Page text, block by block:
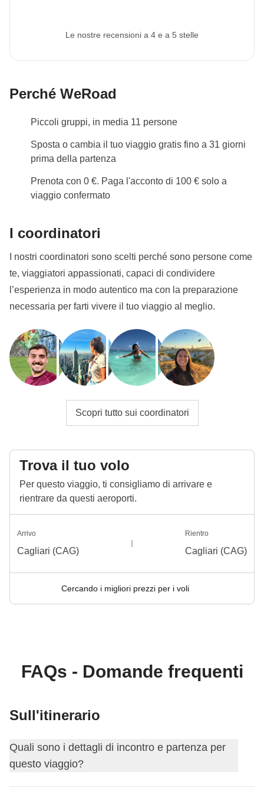
Le nostre recensioni a 4 e a 5 stelle
Perché WeRoad
Piccoli gruppi, in media 11 persone
Sposta o cambia il tuo viaggio gratis fino a 31 giorni
prima della partenza
Prenota con 0 €. Paga l'acconto di 100 € solo a
viaggio confermato
I coordinatori
I nostri coordinatori sono scelti perché sono persone come
te, viaggiatori appassionati, capaci di condividere
l’esperienza in modo autentico ma con la preparazione
necessaria per farti vivere il tuo viaggio al meglio.
Scopri tutto sui coordinatori
Trova il tuo volo
Per questo viaggio, ti consigliamo di arrivare e
rientrare da questi aeroporti.
Arrivo
Cagliari (CAG)
Rientro
Cagliari (CAG)
Cercando i migliori prezzi per i voli
FAQs - Domande frequenti
Sull'itinerario
Quali sono i dettagli di incontro e partenza per
questo viaggio?